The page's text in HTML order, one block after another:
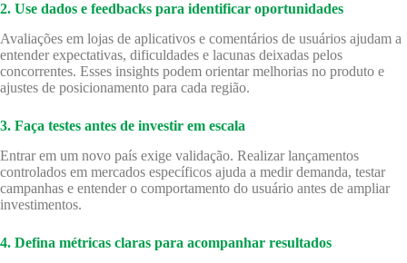
2. Use dados e feedbacks para identificar oportunidades
Avaliações em lojas de aplicativos e comentários de usuários ajudam a
entender expectativas, dificuldades e lacunas deixadas pelos
concorrentes. Esses insights podem orientar melhorias no produto e
ajustes de posicionamento para cada região.
3. Faça testes antes de investir em escala
Entrar em um novo país exige validação. Realizar lançamentos
controlados em mercados específicos ajuda a medir demanda, testar
campanhas e entender o comportamento do usuário antes de ampliar
investimentos.
4. Defina métricas claras para acompanhar resultados